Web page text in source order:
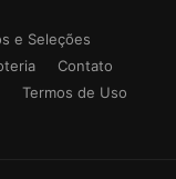
e Seleções
Contato
Termos de Uso